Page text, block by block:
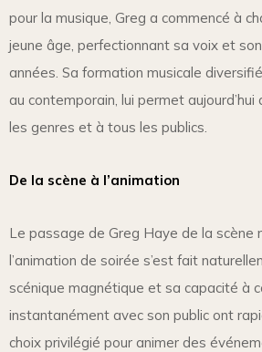
pour la musique, Greg a commencé à
jeune âge, perfectionnant sa voix et
années. Sa formation musicale
au contemporain, lui permet
les genres et à tous les publics.
De la scène à l’animation
Le passage de Greg Haye de la scène
l’animation de soirée s’est fait
scénique magnétique et sa capacité à
instantanément avec son public ont
choix privilégié pour animer des